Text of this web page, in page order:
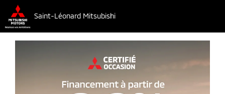
Saint-Léonard Mitsubishi